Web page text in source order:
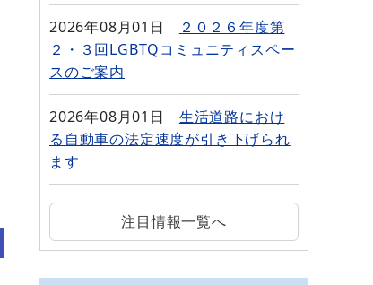
2026年08月01日
２０２６年度第
２・３回LGBTQコミュニティスペー
スのご案内
2026年08月01日
生活道路におけ
る自動車の法定速度が引き下げられ
ます
注目情報一覧へ